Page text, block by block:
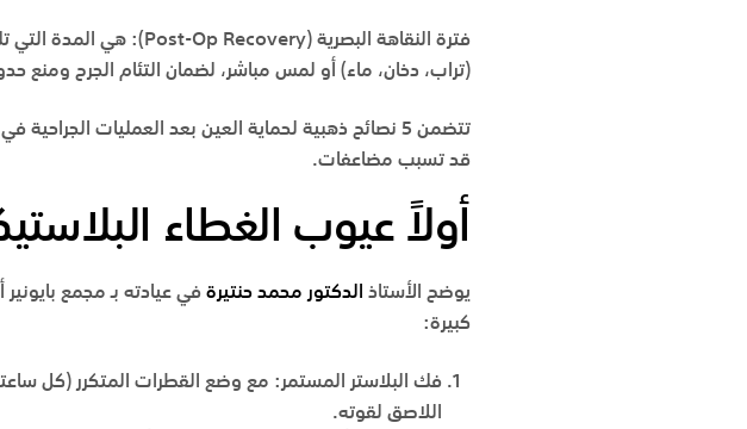
فترة النقاهة البصرية (Post-Op Recovery
): هي المدة التي
(تراب، دخان، ماء) أو لمس مباشر، لضمان التئام الجرح ومنع
تتضمن 5 نصائح ذهبية لحماية العين بعد العمليات
قد تسبب مضاعفات.
أولاً عيوب الغطاء
يوضح الأستاذ الدكتور محمد حنتيرة في عيادته بـ مجمع بايونير
كبيرة:
فك البلاستر المستمر: مع وضع القطرات المتكرر (كل
اللاصق لقوته.